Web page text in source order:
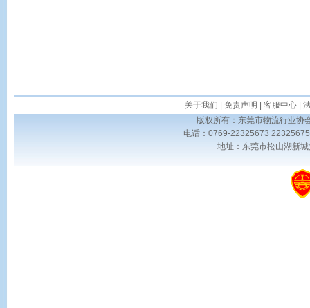
关于我们 免责声明 客服中心|
版权所有：东莞市物流行业
电话：0769-22325673
地址：东莞市松山湖新